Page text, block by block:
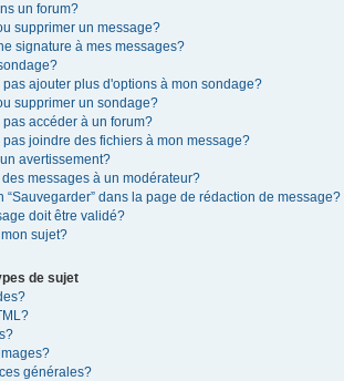
un forum?
supprimer un message?
signature à mes messages?
ajouter plus d'options à mon sondage?
supprimer un sondage?
accéder à un forum?
joindre des fichiers à mon message?
avertissement?
messages à un modérateur?
“Sauvegarder” dans la page de rédaction de message?
doit être validé?
sujet?
de sujet
générales?